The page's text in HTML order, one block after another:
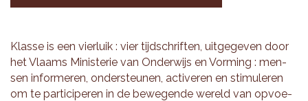
Klas­se is een vier­luik : vier tijd­schrif­ten, uit­ge­ge­ven door
het Vlaams Mi­nis­te­rie van On­der­wijs en Vor­ming : men­
sen in­for­me­ren, on­der­steu­nen, ac­ti­ve­ren en sti­mu­le­ren
om te par­ti­ci­pe­ren in de be­we­gen­de we­reld van op­voe­